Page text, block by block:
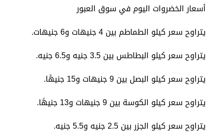
أسعار الخضروات اليوم في سوق العبور
يتراوح سعر كيلو الطماطم بين 4 جنيهات و6 جنيهات.
يتراوح سعر كيلو البطاطس بين 3.5 جنيه و6.5 جنيه.
يتراوح سعر كيلو البصل بين 9 جنيهات و15 جنيهًا.
يتراوح سعر كيلو الكوسة بين 9 جنيهات و13 جنيهًا.
يتراوح سعر كيلو الجزر بين 2.5 جنيه و5.5 جنيه.